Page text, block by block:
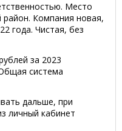
Место
район. Компания новая,
года. Чистая, без
за 2023
система
дальше, при
личный кабинет